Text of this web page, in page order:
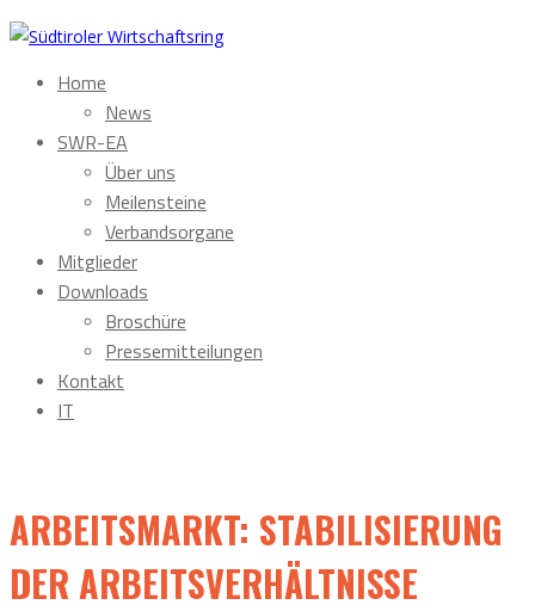
Home
News
SWR-EA
Über uns
Meilensteine
Verbandsorgane
Mitglieder
Downloads
Broschüre
Pressemitteilungen
Kontakt
IT
ARBEITSMARKT: STABILISIERUNG
DER ARBEITSVERHÄLTNISSE